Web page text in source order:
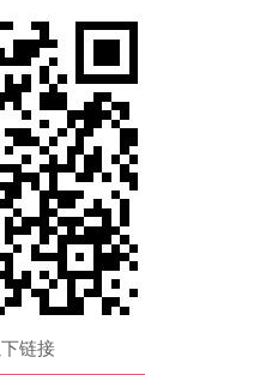
链接